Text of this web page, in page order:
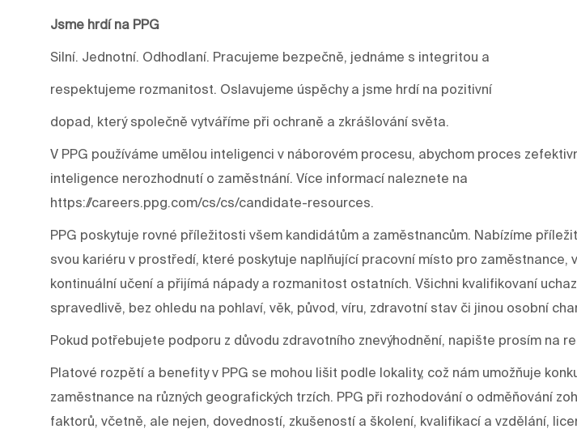
Jsme hrdí na PPG
Silní. Jednotní. Odhodlaní. Pracujeme bezpečně, jednáme s integritou a
respektujeme rozmanitost. Oslavujeme úspěchy a jsme hrdí na pozitivní
dopad, který společně vytváříme při ochraně a zkrášlování světa.
V PPG používáme umělou inteligenci v náborovém procesu, abychom proces
inteligence nerozhodnutí o zaměstnání. Více informací naleznete na
https://careers.ppg.com/cs/cs/candidate-resources.
PPG poskytuje rovné příležitosti všem kandidátům a zaměstnancům. Nabízíme
svou kariéru v prostředí, které poskytuje naplňující pracovní místo pro zaměstnance,
kontinuální učení a přijímá nápady a rozmanitost ostatních. Všichni kvalifikovaní
spravedlivě, bez ohledu na pohlaví, věk, původ, víru, zdravotní stav či jinou osobní
Pokud potřebujete podporu z důvodu zdravotního znevýhodnění, napište prosím na
Platové rozpětí a benefity v PPG se mohou lišit podle lokality, což nám umožňuje
zaměstnance na různých geografických trzích. PPG při rozhodování o odměňování
faktorů, včetně, ale nejen, dovedností, zkušeností a školení, kvalifikací a vzdělání,